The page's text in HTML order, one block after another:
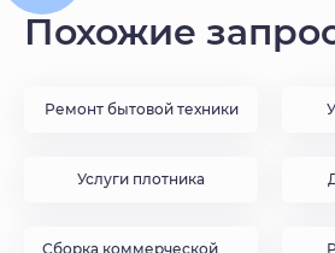
Похожие
Ремонт бытовой техники
Услуги плотника
Сборка коммерческой